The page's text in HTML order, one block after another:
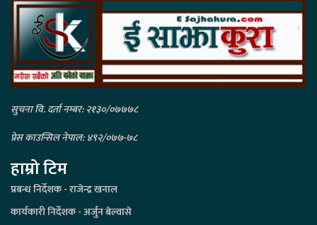
सुचना वि. दर्ता नम्बर: २१३०/०७७७८
प्रेस काउन्सिल नेपाल: ४९२/०७७-७८
हाम्रो टिम
प्रबन्ध निर्देशक - राजेन्द्र खनाल
कार्यकारी निर्देशक - अर्जुन बेल्वासे